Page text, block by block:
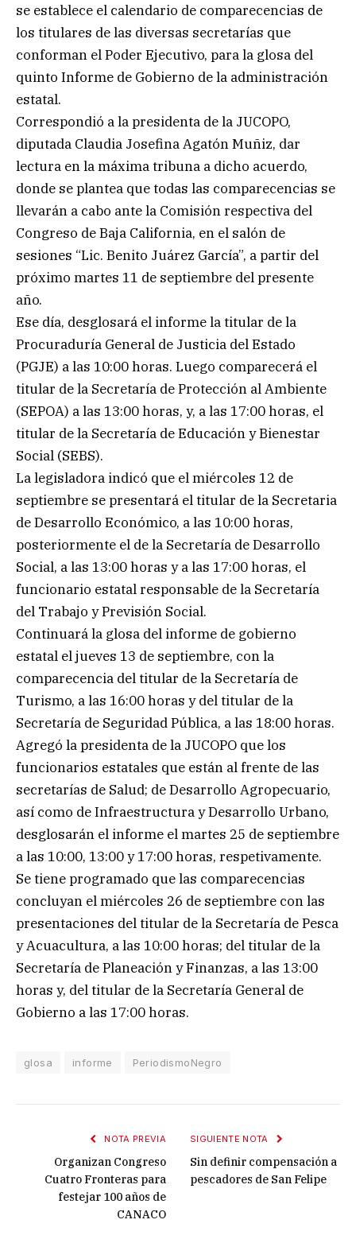
se establece el calendario de comparecencias de
los titulares de las diversas secretarías que
conforman el Poder Ejecutivo, para la glosa del
quinto Informe de Gobierno de la administración
estatal.
Correspondió a la presidenta de la JUCOPO,
diputada Claudia Josefina Agatón Muñiz, dar
lectura en la máxima tribuna a dicho acuerdo,
donde se plantea que todas las comparecencias se
llevarán a cabo ante la Comisión respectiva del
Congreso de Baja California, en el salón de
sesiones “Lic. Benito Juárez García”, a partir del
próximo martes 11 de septiembre del presente
año.
Ese día, desglosará el informe la titular de la
Procuraduría General de Justicia del Estado
(PGJE) a las 10:00 horas. Luego comparecerá el
titular de la Secretaría de Protección al Ambiente
(SEPOA) a las 13:00 horas, y, a las 17:00 horas, el
titular de la Secretaría de Educación y Bienestar
Social (SEBS).
La legisladora indicó que el miércoles 12 de
septiembre se presentará el titular de la Secretaria
de Desarrollo Económico, a las 10:00 horas,
posteriormente el de la Secretaría de Desarrollo
Social, a las 13:00 horas y a las 17:00 horas, el
funcionario estatal responsable de la Secretaría
del Trabajo y Previsión Social.
Continuará la glosa del informe de gobierno
estatal el jueves 13 de septiembre, con la
comparecencia del titular de la Secretaría de
Turismo, a las 16:00 horas y del titular de la
Secretaría de Seguridad Pública, a las 18:00 horas.
Agregó la presidenta de la JUCOPO que los
funcionarios estatales que están al frente de las
secretarías de Salud; de Desarrollo Agropecuario,
así como de Infraestructura y Desarrollo Urbano,
desglosarán el informe el martes 25 de septiembre
a las 10:00, 13:00 y 17:00 horas, respetivamente.
Se tiene programado que las comparecencias
concluyan el miércoles 26 de septiembre con las
presentaciones del titular de la Secretaría de Pesca
y Acuacultura, a las 10:00 horas; del titular de la
Secretaría de Planeación y Finanzas, a las 13:00
horas y, del titular de la Secretaría General de
Gobierno a las 17:00 horas.
glosa informe PeriodismoNegro
NOTA PREVIA
Organizan Congreso
Cuatro Fronteras para
festejar 100 años de
CANACO
SIGUIENTE NOTA
Sin definir compensación a
pescadores de San Felipe